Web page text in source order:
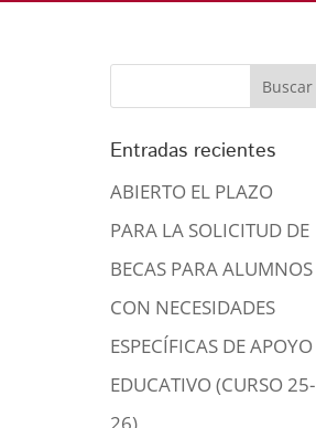
Entradas recientes
ABIERTO EL PLAZO
PARA LA SOLICITUD DE
BECAS PARA ALUMNOS
CON NECESIDADES
ESPECÍFICAS DE APOYO
EDUCATIVO (CURSO 25-